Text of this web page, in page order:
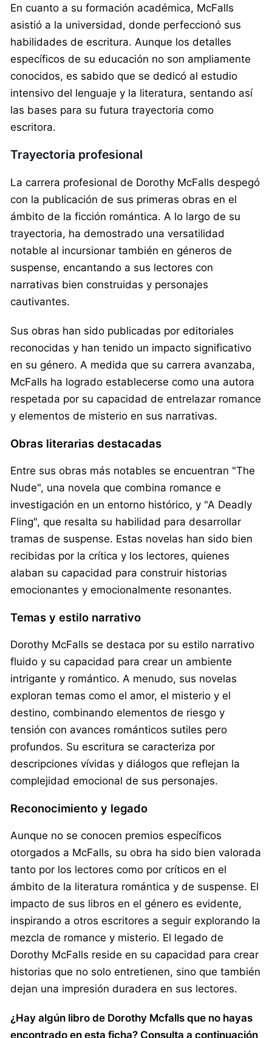
En cuanto a su formación académica, McFalls
asistió a la universidad, donde perfeccionó sus
habilidades de escritura. Aunque los detalles
específicos de su educación no son ampliamente
conocidos, es sabido que se dedicó al estudio
intensivo del lenguaje y la literatura, sentando así
las bases para su futura trayectoria como
escritora.
Trayectoria profesional
La carrera profesional de Dorothy McFalls despegó
con la publicación de sus primeras obras en el
ámbito de la ficción romántica. A lo largo de su
trayectoria, ha demostrado una versatilidad
notable al incursionar también en géneros de
suspense, encantando a sus lectores con
narrativas bien construidas y personajes
cautivantes.
Sus obras han sido publicadas por editoriales
reconocidas y han tenido un impacto significativo
en su género. A medida que su carrera avanzaba,
McFalls ha logrado establecerse como una autora
respetada por su capacidad de entrelazar romance
y elementos de misterio en sus narrativas.
Obras literarias destacadas
Entre sus obras más notables se encuentran "The
Nude", una novela que combina romance e
investigación en un entorno histórico, y "A Deadly
Fling", que resalta su habilidad para desarrollar
tramas de suspense. Estas novelas han sido bien
recibidas por la crítica y los lectores, quienes
alaban su capacidad para construir historias
emocionantes y emocionalmente resonantes.
Temas y estilo narrativo
Dorothy McFalls se destaca por su estilo narrativo
fluido y su capacidad para crear un ambiente
intrigante y romántico. A menudo, sus novelas
exploran temas como el amor, el misterio y el
destino, combinando elementos de riesgo y
tensión con avances románticos sutiles pero
profundos. Su escritura se caracteriza por
descripciones vívidas y diálogos que reflejan la
complejidad emocional de sus personajes.
Reconocimiento y legado
Aunque no se conocen premios específicos
otorgados a McFalls, su obra ha sido bien valorada
tanto por los lectores como por críticos en el
ámbito de la literatura romántica y de suspense. El
impacto de sus libros en el género es evidente,
inspirando a otros escritores a seguir explorando la
mezcla de romance y misterio. El legado de
Dorothy McFalls reside en su capacidad para crear
historias que no solo entretienen, sino que también
dejan una impresión duradera en sus lectores.
¿Hay algún libro de Dorothy Mcfalls que no hayas
encontrado en esta ficha? Consulta a continuación